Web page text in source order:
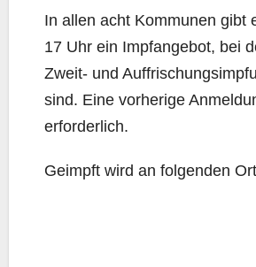
In allen acht Kom­mu­nen gibt
17 Uhr ein Impf­an­ge­bot, bei
Zweit- und
sind. Eine vor­he­ri­ge
erforderlich.
Geimpft wird an fol­gen­den